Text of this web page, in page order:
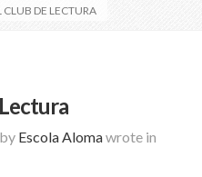
CLUB DE LECTURA
by Escola Alomawrote in